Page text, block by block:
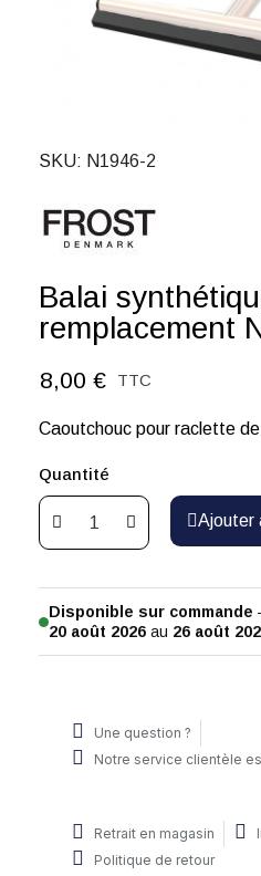
SKU N1946-2
Balai
remplacement
8,00 € TTC
Caoutchouc pour raclette
Quantité
Ajouter
Disponible sur commande
20 août 2026 au 26 août
Une question ?
Notre service clientèle
Retrait en magasin
Politique de retour